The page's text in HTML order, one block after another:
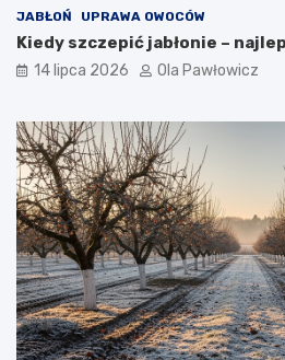
JABŁOŃ UPRAWA OWOCÓW
Kiedy szczepić jabłonie –
14 lipca 2026 Ola Pawłowicz